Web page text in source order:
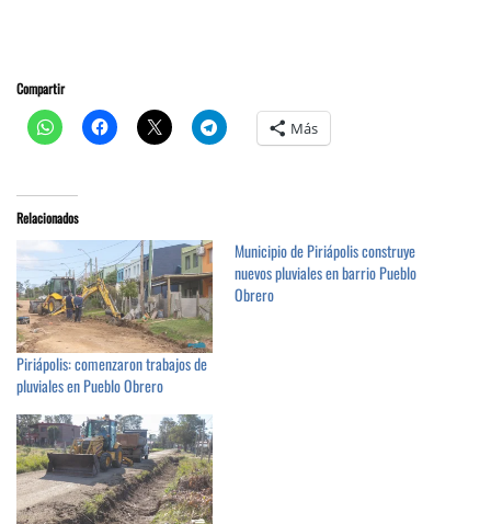
Compartir
Más
Relacionados
Piriápolis: comenzaron trabajos de
pluviales en Pueblo Obrero
Municipio de Piriápolis construye
nuevos pluviales en barrio Pueblo
Obrero